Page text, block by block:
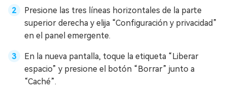
Presione las tres líneas horizontales de la parte
superior derecha y elija “Configuración y privacidad”
en el panel emergente.
En la nueva pantalla, toque la etiqueta “Liberar
espacio” y presione el botón “Borrar” junto a
“Caché”.